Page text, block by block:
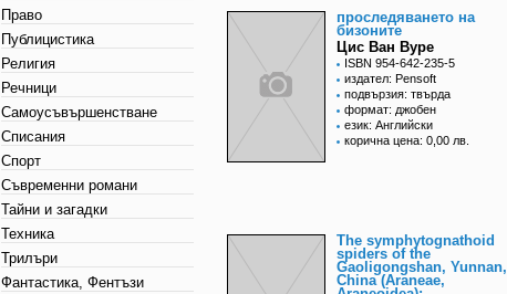
Право
Публицистика
Религия
Речници
Самоусъвършенстване
Списания
Спорт
Съвременни романи
Тайни и загадки
Техника
Трилъри
Фантастика, Фентъзи
проследяването на
бизоните
Цис Ван Вуре
ISBN 954-642-235-5
издател: Pensoft
подвързия: твърда
формат: джобен
език: Английски
корична цена: 0,00 лв.
The symphytognathoid
spiders of the
Gaoligongshan, Yunnan,
China (Araneae,